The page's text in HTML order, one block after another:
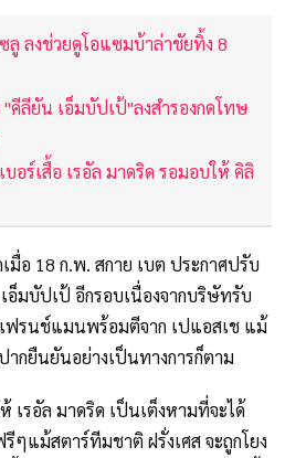
ลู ลงช่วยดูโอแซมบ้าล่าชัยทิ้ง 8
"คีลียัน เอ็มบัปเป้"ลงสำรองกดโทษ
อร์เสื้อ เรอัล มาดริด รอมอบให้ คิลิ
มื่อ 18 ก.พ. สกาย เบต ประกาศปรับ
อ็มบัปเป้ อีกรอบเนื่องจากบริษัทรับ
ฟรนช์แมนพร้อมตีจาก เปแอสเช แม้
กยืนยันอย่างเป็นทางการก็ตาม
เรอัล มาดริด เป็นเต็งหามที่จะได้
แม้สตาร์ทีมชาติ ฝรั่งเศส จะถูกโยง